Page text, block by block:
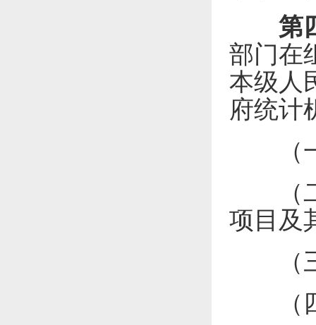
第
部门在
本级人
府统计
（一
（二
项目及
（三
（四